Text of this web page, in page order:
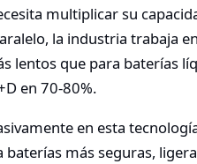
multiplicar su
la industria trabaja
lentos que para baterías
en 70-80%.
en esta
más seguras,